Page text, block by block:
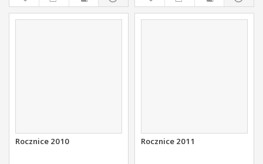
Rocznice 2010 Rocznice 2011